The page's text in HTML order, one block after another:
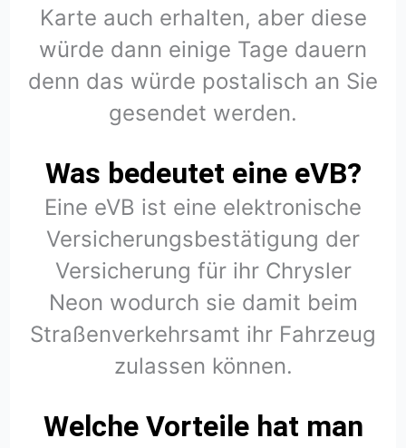
Karte auch erhalten, aber diese
würde dann einige Tage dauern
denn das würde postalisch an Sie
gesendet werden.
Was bedeutet eine eVB?
Eine eVB ist eine elektronische
Versicherungsbestätigung der
Versicherung für ihr Chrysler
Neon wodurch sie damit beim
Straßenverkehrsamt ihr Fahrzeug
zulassen können.
Welche Vorteile hat man